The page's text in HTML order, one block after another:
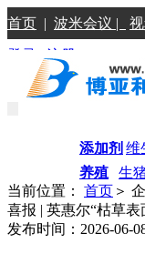
首页 | 波米会议 |
登录 |注册
添加剂 维
养殖
生
当前位置： 首页 ＞
喜报 | 英惠尔“枯草
发布时间：2026-06-